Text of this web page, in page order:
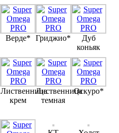
Верде* Гриджио*
Дуб
коньяк
Лиственница
крем
Лиственница
темная
Оскуро*